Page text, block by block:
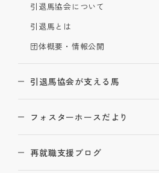
引退馬協会について
引退馬とは
団体概要・情報公開
引退馬協会が支える馬
フォスターホースだより
再就職支援ブログ